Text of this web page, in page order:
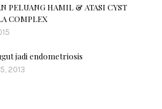
PELUANG HAMIL & ATASI CYST
COMPLEX
jadi endometriosis
2013